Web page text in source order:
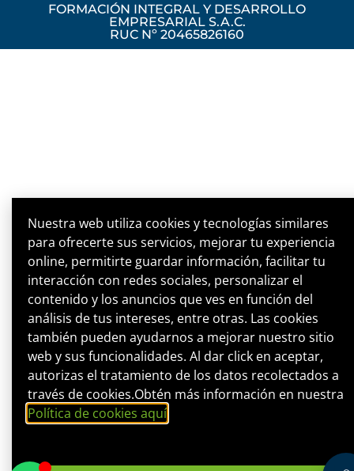
FORMACIÓN INTEGRAL Y DESARROLLO
EMPRESARIAL S.A.C.
RUC Nº 20465826160
Nuestra web utiliza cookies y tecnologías similares
para ofrecerte sus servicios, mejorar tu experiencia
online, permitirte guardar información, facilitar tu
interacción con redes sociales, personalizar el
contenido y los anuncios que ves en función del
análisis de tus intereses, entre otras. Las cookies
también pueden ayudarnos a mejorar nuestro sitio
web y sus funcionalidades. Al dar click en aceptar,
autorizas el tratamiento de los datos recolectados a
través de cookies.Obtén más información en nuestra
Política de cookies aquí